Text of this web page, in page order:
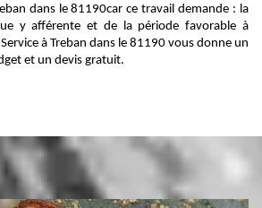
dans le 81190car ce travail demande : la
y afférente et de la période favorable à
à Treban dans le 81190 vous donne un
et un devis gratuit.